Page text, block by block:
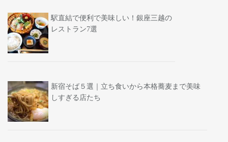
駅直結で便利で美味しい！銀座三越の
レストラン7選
新宿そば５選｜立ち食いから本格蕎麦まで美味
しすぎる店たち